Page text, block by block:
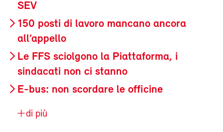
SEV
150 posti di lavoro mancano ancora
all’appello
Le FFS sciolgono la Piattaforma, i
sindacati non ci stanno
E-bus: non scordare le officine
di più